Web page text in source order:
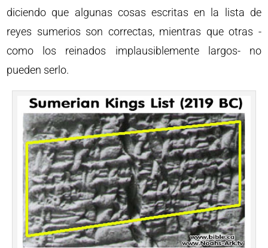
diciendo que algunas cosas escritas en la lista de
reyes sumerios son correctas, mientras que otras -
como los reinados implausiblemente largos- no
pueden serlo.